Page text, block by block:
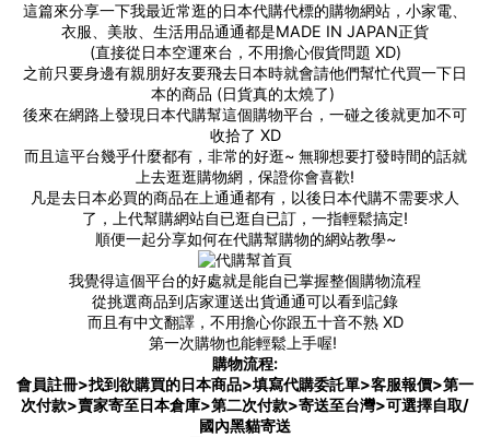
這篇來分享一下我最近常逛的日本代購代標的購物網站，小家電、
衣服、美妝、生活用品通通都是MADE IN JAPAN正貨
(直接從日本空運來台，不用擔心假貨問題 XD)
之前只要身邊有親朋好友要飛去日本時就會請他們幫忙代買一下日
本的商品 (日貨真的太燒了)
後來在網路上發現日本代購幫這個購物平台，一碰之後就更加不可
收拾了 XD
而且這平台幾乎什麼都有，非常的好逛~ 無聊想要打發時間的話就
上去逛逛購物網，保證你會喜歡!
凡是去日本必買的商品在上通通都有，以後日本代購不需要求人
了，上代幫購網站自已逛自已訂，一指輕鬆搞定!
順便一起分享如何在代購幫購物的網站教學~
我覺得這個平台的好處就是能自已掌握整個購物流程
從挑選商品到店家運送出貨通通可以看到記錄
而且有中文翻譯，不用擔心你跟五十音不熟 XD
第一次購物也能輕鬆上手喔!
購物流程:
會員註冊>找到欲購買的日本商品>填寫代購委託單>客服報價>第一
次付款>賣家寄至日本倉庫>第二次付款>寄送至台灣>可選擇自取/
國內黑貓寄送